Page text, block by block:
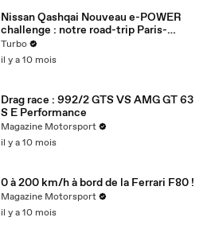
Nissan Qashqai Nouveau e-POWER
challenge : notre road-trip Paris-
Bordeaux au volant du crossover
hybride
Turbo
il y a 10 mois
Drag race : 992/2 GTS VS AMG GT 63
S E Performance
Magazine Motorsport
il y a 10 mois
0 à 200 km/h à bord de la Ferrari F80 !
Magazine Motorsport
il y a 10 mois